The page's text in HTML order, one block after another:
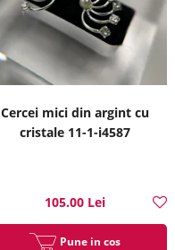
Cercei mici din argint cu
cristale 11-1-i4587
105.00 Lei
Pune in cos